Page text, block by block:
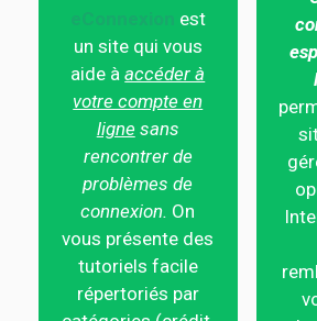
est
un site qui vous
aide àaccéder à
votre compte en
ligne sans
rencontrer de
problèmes de
connexion. On
vous présente des
tutoriels facile
répertoriés par